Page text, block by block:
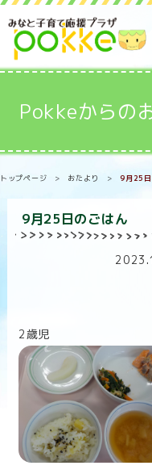
Pokkeからの
トップページ > おたより >9月25日
9月25日のごはん
2歳児